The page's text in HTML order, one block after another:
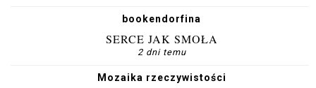
bookendorfina
SERCE JAK SMOŁA
2 dni temu
Mozaika rzeczywistości